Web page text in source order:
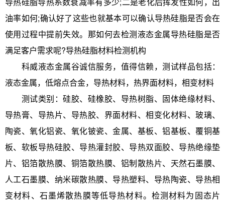
油率如何;确认好了这些也就基本可以确认导热硅脂是否会在
使用过程中提前失效。那如何去检测液态金属导热硅脂是否
满足客户需求呢?导热硅脂材料检测机构
科威液态金属谷诚信服务，值得信赖，测试样品包括：
液态金属，低熔点合金，导热材料，热界面材料，相变材料
测试类别：硅胶、硅橡胶、导热树脂、固体绝缘材料、
导热膏、导热片、导热胶、界面材料、相变化材料、玻璃、
陶瓷、氧化铝瓷、氧化铍瓷、金属、基板、铝基板、覆铜基
板、软板导热硅胶、导热灌封胶、导热双面胶、导热绝缘垫
片、铝箔散热膜、铜箔散热膜、铝制散热片、天然石墨膜、
人工石墨膜、纳米碳散热膜、导热塑料、导热陶瓷、导热相
变材料、石墨烯散热膜等低导热材料。检测材料为固态片